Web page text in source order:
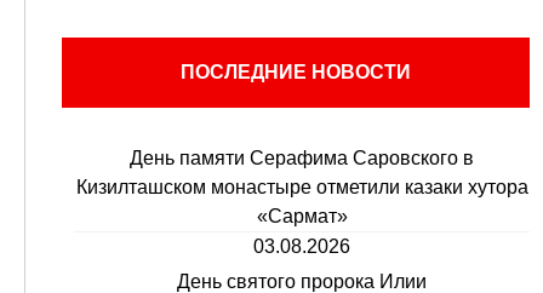
ПОСЛЕДНИЕ НОВОСТИ
День памяти Серафима Саровского в
Кизилташском монастыре отметили казаки хутора
«Сармат»
03.08.2026
День святого пророка Илии